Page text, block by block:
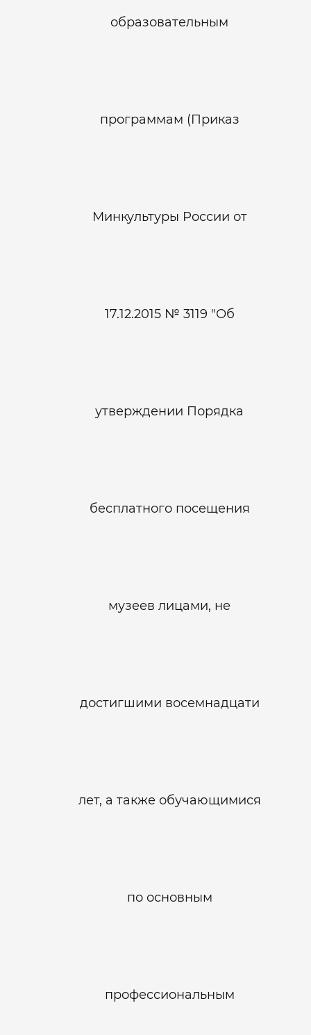
образовательным
программам (Приказ
Минкультуры России от
17.12.2015 № 3119 "Об
утверждении Порядка
бесплатного посещения
музеев лицами, не
достигшими восемнадцати
лет, а также обучающимися
по основным
профессиональным